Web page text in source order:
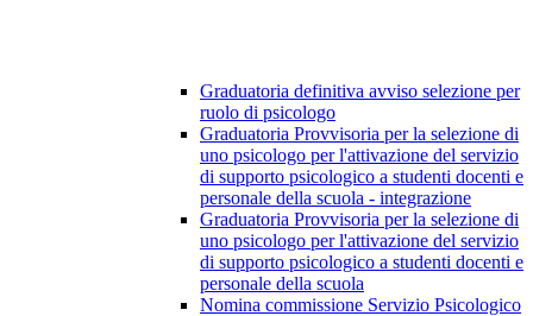
Graduatoria definitiva avviso selezione per
ruolo di psicologo
Graduatoria Provvisoria per la selezione di
uno psicologo per l'attivazione del servizio
di supporto psicologico a studenti docenti e
personale della scuola - integrazione
Graduatoria Provvisoria per la selezione di
uno psicologo per l'attivazione del servizio
di supporto psicologico a studenti docenti e
personale della scuola
Nomina commissione Servizio Psicologico